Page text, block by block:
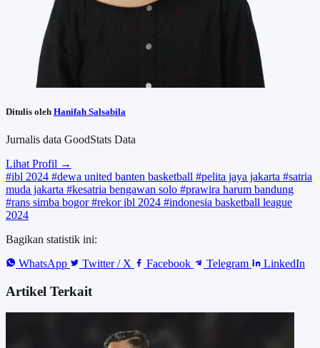
Ditulis oleh Hanifah Salsabila
Jurnalis data GoodStats Data
Lihat Profil →
#ibl 2024 #dewa united banten basketball #pelita jaya jakarta #satria
muda jakarta #kesatria bengawan solo #prawira harum bandung
#rans simba bogor#rekor ibl 2024 #indonesia basketball league
2024
Bagikan statistik ini:
WhatsApp
Twitter / X Facebook Telegram LinkedIn
Artikel Terkait